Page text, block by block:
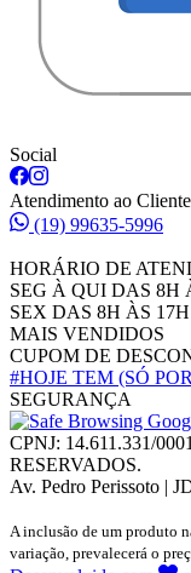
Social
Atendimento ao Cliente
(19) 99635-5996
HORÁRIO DE
SEG À QUI DAS 8H
SEX DAS 8H ÀS 17H
MAIS VENDIDOS
CUPOM DE
#HOJE TEM (SÓ
SEGURANÇA
CPNJ: 14.611.331/
RESERVADOS.
Av. Pedro Perissoto |
A inclusão de um produto
variação, prevalecerá o